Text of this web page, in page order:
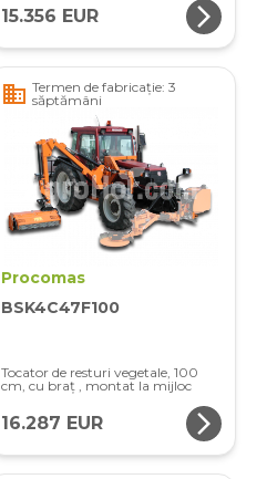
15.356 EUR arrow_forward_ios
business Termen de fabricație: 3
săptămâni
Procomas
BSK4C47F100
Tocator de resturi vegetale, 100
cm, cu braț , montat la mijloc
16.287 EUR arrow_forward_ios